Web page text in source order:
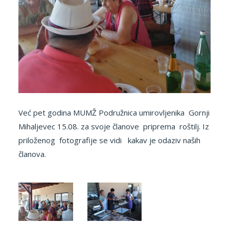
Već pet godina MUMŽ Podružnica umirovljenika Gornji
Mihaljevec 15.08. za svoje članove priprema roštilj. Iz
priloženog fotografije se vidi kakav je odaziv naših
članova.